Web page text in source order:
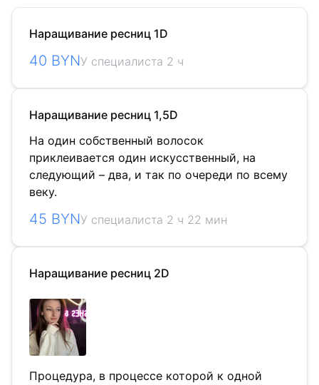
Наращивание ресниц 1D
40 BYNУ специалиста 2 ч
Наращивание ресниц 1,5D
На один собственный волосок
приклеивается один искусственный, на
следующий – два, и так по очереди по всему
веку.
45 BYNУ специалиста 2 ч 22 мин
Наращивание ресниц 2D
Процедура, в процессе которой к одной